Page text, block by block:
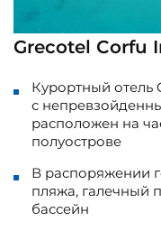
Grecotel Corfu
Курортный отель
с
расположен на
полуострове
В распоряжении
пляжа, галечный
бассейн